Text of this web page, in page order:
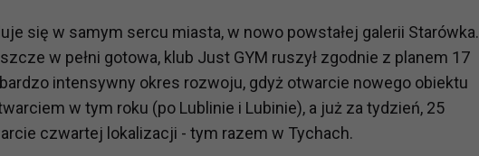
się w samym sercu miasta, w nowo powstałej galerii Starówka.
w pełni gotowa, klub Just GYM ruszył zgodnie z planem 17
intensywny okres rozwoju, gdyż otwarcie nowego obiektu
w tym roku (po Lublinie i Lubinie), a już za tydzień, 25
czwartej lokalizacji - tym razem w Tychach.